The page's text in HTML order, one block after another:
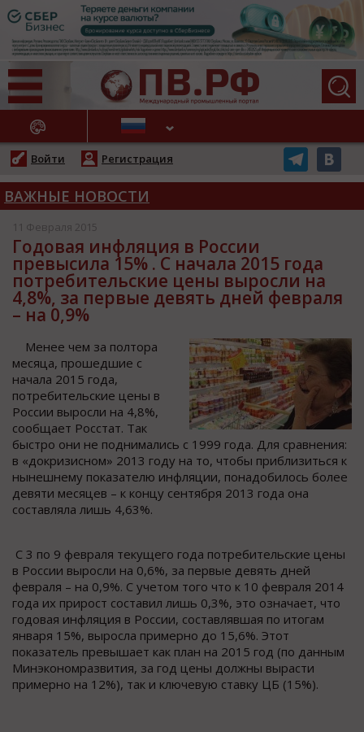
НОВОСТИ
Войти Регистрация
ВАЖНЫЕ НОВОСТИ
11 Февраля 2015
Годовая инфляция в России
превысила 15% . С начала 2015 года
потребительские цены выросли на
4,8%, за первые девять дней февраля
– на 0,9%
Менее чем за полтора
месяца, прошедшие с
начала 2015 года,
потребительские цены в
России выросли на 4,8%,
сообщает Росстат. Так
быстро они не поднимались с 1999 года. Для сравнения:
в «докризисном» 2013 году на то, чтобы приблизиться к
нынешнему показателю инфляции, понадобилось более
девяти месяцев – к концу сентября 2013 года она
составляла лишь 4,63%.
С 3 по 9 февраля текущего года потребительские цены
в России выросли на 0,6%, за первые девять дней
февраля – на 0,9%. С учетом того что к 10 февраля 2014
года их прирост составил лишь 0,3%, это означает, что
годовая инфляция в России, составлявшая по итогам
января 15%, выросла примерно до 15,6%. Этот
показатель превышает как план на 2015 год (по данным
Минэкономразвития, за год цены должны вырасти
примерно на 12%), так и ключевую ставку ЦБ (15%).